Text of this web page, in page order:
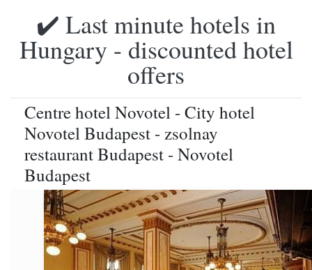
✔️ Last minute hotels in
Hungary - discounted hotel
offers
Centre hotel Novotel - City hotel
Novotel Budapest - zsolnay
restaurant Budapest - Novotel
Budapest